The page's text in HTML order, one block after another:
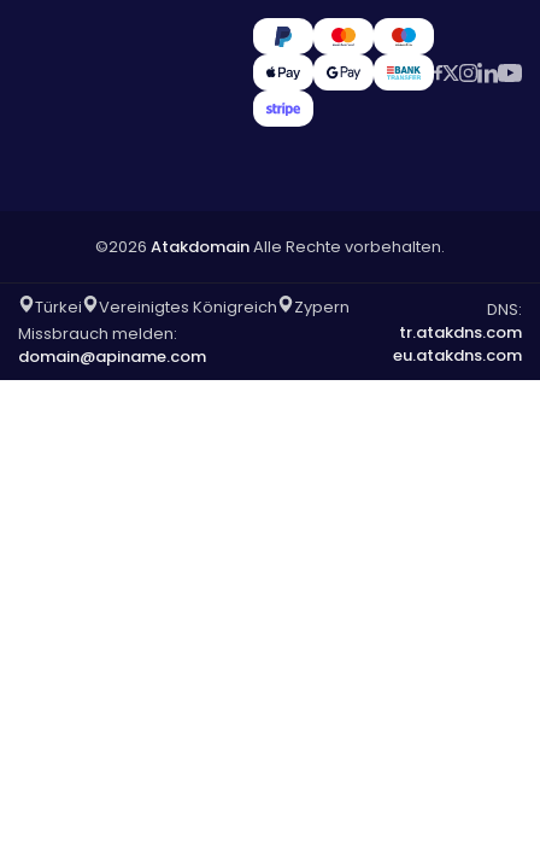
©2026 AtakdomainAlle Rechte vorbehalten.
Türkei Vereinigtes Königreich
Zypern
Missbrauch melden:
domain@apiname.com
DNS:
tr.atakdns.com
eu.atakdns.com